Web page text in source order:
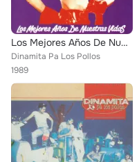
Los Mejores Años De Nuestras Vidas
Dinamita Pa Los Pollos
1989